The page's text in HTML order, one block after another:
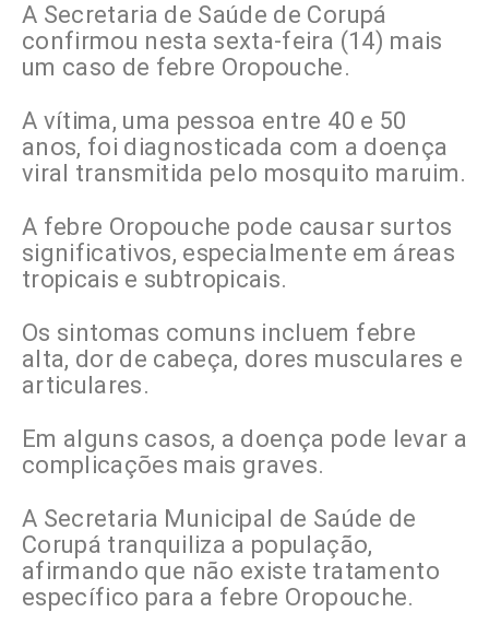
A Secretaria de Saúde de Corupá
confirmou nesta sexta-feira (14) mais
um caso de febre Oropouche.
A vítima, uma pessoa entre 40 e 50
anos, foi diagnosticada com a doença
viral transmitida pelo mosquito maruim.
A febre Oropouche pode causar surtos
significativos, especialmente em áreas
tropicais e subtropicais.
Os sintomas comuns incluem febre
alta, dor de cabeça, dores musculares e
articulares.
Em alguns casos, a doença pode levar a
complicações mais graves.
A Secretaria Municipal de Saúde de
Corupá tranquiliza a população,
afirmando que não existe tratamento
específico para a febre Oropouche.